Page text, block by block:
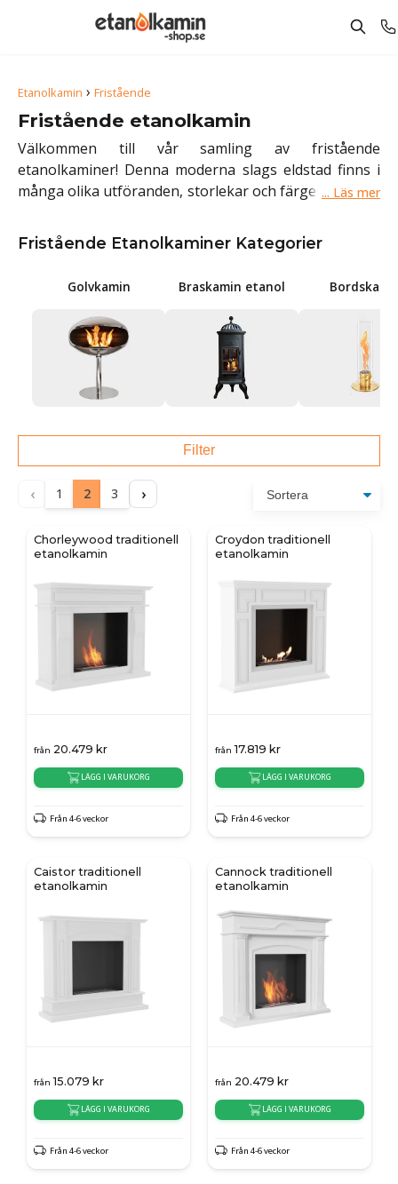
Etanolkamin › Fristående
Fristående etanolkamin
Välkommen till vår samling av fristående
etanolkaminer! Denna moderna slags eldstad finns i
många olika utföranden, storlekar och färger. Oavsett
bordet, som insats, för en gammal vedspis eller en
klassisk engelsk eldstad, kommer den dekorativa
både inomhus och utomhus.
Fristående Etanolkaminer Kategorier
Golvkamin Braskamin etanol
Filter
‹ 1 2 3 ›
Chorleywood traditionell
etanolkamin
från 20.479 kr
LÄGG I VARUKORG
Från 4-6 veckor
Croydon traditionell
etanolkamin
från 17.819 kr
LÄGG I VARUKORG
Från 4-6 veckor
Caistor traditionell
etanolkamin
från 15.079 kr
LÄGG I VARUKORG
Från 4-6 veckor
Cannock traditionell
etanolkamin
från 20.479 kr
LÄGG I VARUKORG
Från 4-6 veckor